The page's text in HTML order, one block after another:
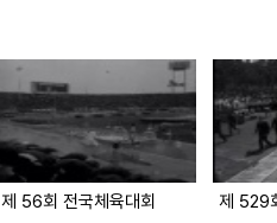
제 56회 전국체육대회 제 529